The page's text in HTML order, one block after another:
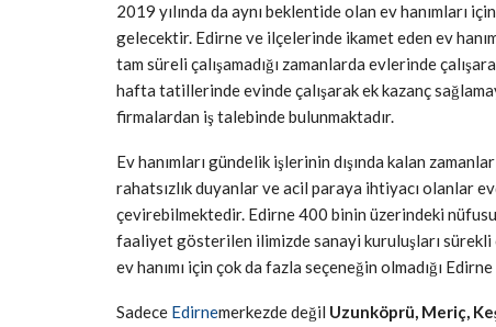
2019 yılında da aynı beklentide olan ev hanımları
gelecektir. Edirne ve ilçelerinde ikamet eden ev
tam süreli çalışamadığı zamanlarda evlerinde
hafta tatillerinde evinde çalışarak ek kazanç
firmalardan iş talebinde bulunmaktadır.
Ev hanımları gündelik işlerinin dışında kalan
rahatsızlık duyanlar ve acil paraya ihtiyacı olanlar
çevirebilmektedir. Edirne 400 binin üzerindeki
faaliyet gösterilen ilimizde sanayi kuruluşları
ev hanımı için çok da fazla seçeneğin olmadığı
Sadece Edirnemerkezde değil Uzunköprü, Meriç,